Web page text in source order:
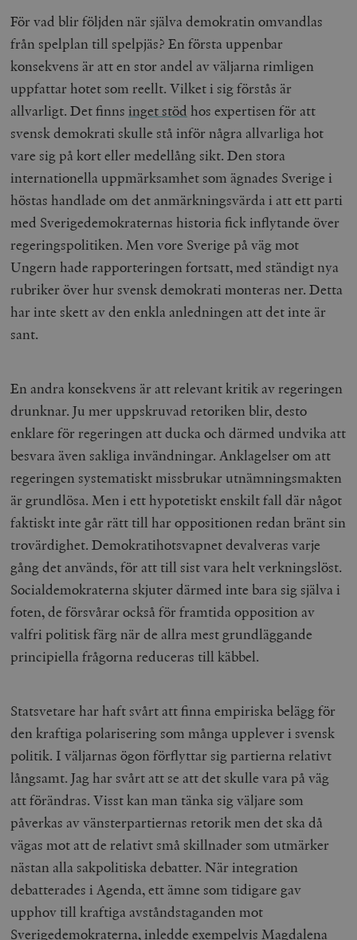
För vad blir följden när själva demokratin omvandlas
från spelplan till spelpjäs? En första uppenbar
konsekvens är att en stor andel av väljarna rimligen
uppfattar hotet som reellt. Vilket i sig förstås är
allvarligt. Det finnsinget stöd hos expertisen för att
svensk demokrati skulle stå inför några allvarliga hot
vare sig på kort eller medellång sikt. Den stora
internationella uppmärksamhet som ägnades Sverige i
höstas handlade om det anmärkningsvärda i att ett parti
med Sverigedemokraternas historia fick inflytande över
regeringspolitiken. Men vore Sverige på väg mot
Ungern hade rapporteringen fortsatt, med ständigt nya
rubriker över hur svensk demokrati monteras ner. Detta
har inte skett av den enkla anledningen att det inte är
sant.
En andra konsekvens är att relevant kritik av regeringen
drunknar. Ju mer uppskruvad retoriken blir, desto
enklare för regeringen att ducka och därmed undvika att
besvara även sakliga invändningar. Anklagelser om att
regeringen systematiskt missbrukar utnämningsmakten
är grundlösa. Men i ett hypotetiskt enskilt fall där något
faktiskt inte går rätt till har oppositionen redan bränt sin
trovärdighet. Demokratihotsvapnet devalveras varje
gång det används, för att till sist vara helt verkningslöst.
Socialdemokraterna skjuter därmed inte bara sig själva i
foten, de försvårar också för framtida opposition av
valfri politisk färg när de allra mest grundläggande
principiella frågorna reduceras till käbbel.
Statsvetare har haft svårt att finna empiriska belägg för
den kraftiga polarisering som många upplever i svensk
politik. I väljarnas ögon förflyttar sig partierna relativt
långsamt. Jag har svårt att se att det skulle vara på väg
att förändras. Visst kan man tänka sig väljare som
påverkas av vänsterpartiernas retorik men det ska då
vägas mot att de relativt små skillnader som utmärker
nästan alla sakpolitiska debatter. När integration
debatterades i Agenda, ett ämne som tidigare gav
upphov till kraftiga avståndstaganden mot
Sverigedemokraterna, inledde exempelvis Magdalena